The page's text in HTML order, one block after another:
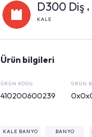
D300 Diş
KALE
Ürün bilgileri
ÜRÜN KODU
410200600239
ÜRÜN
KALE BANYO BANYO